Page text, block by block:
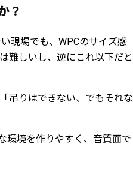
？
現場でも、WPCのサイズ感
難しいし、逆にこれ以下だと
吊りはできない、でもそれな
環境を作りやすく、音質面で